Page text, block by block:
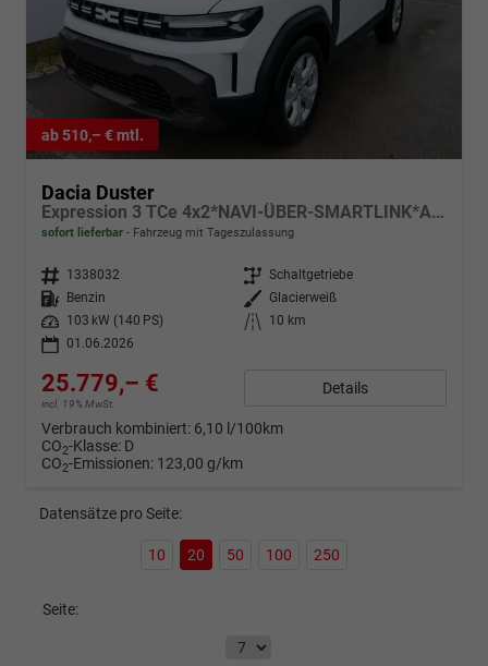
ab 510,– € mtl.
Dacia Duster
Expression 3 TCe 4x2*NAVI-ÜBER-SMARTLINK*AHK*PDC-KAMERA*LED*SHZ*17-ZOLL
sofort lieferbar Fahrzeug mit Tageszulassung
Fahrzeugnr. 1338032 Getriebe Schaltgetriebe
Kraftstoff
Benzin Außenfarbe
Glacierweiß
Leistung
103 kW (140 PS) Kilometerstand
10 km
01.06.2026
25.779,– €
incl. 19% MwSt.
Details
Verbrauch kombiniert: 6,10 l/100km
CO2-Klasse: D
CO2-Emissionen: 123,00 g/km
Datensätze pro Seite:
10 20 50 100 250
Seite: